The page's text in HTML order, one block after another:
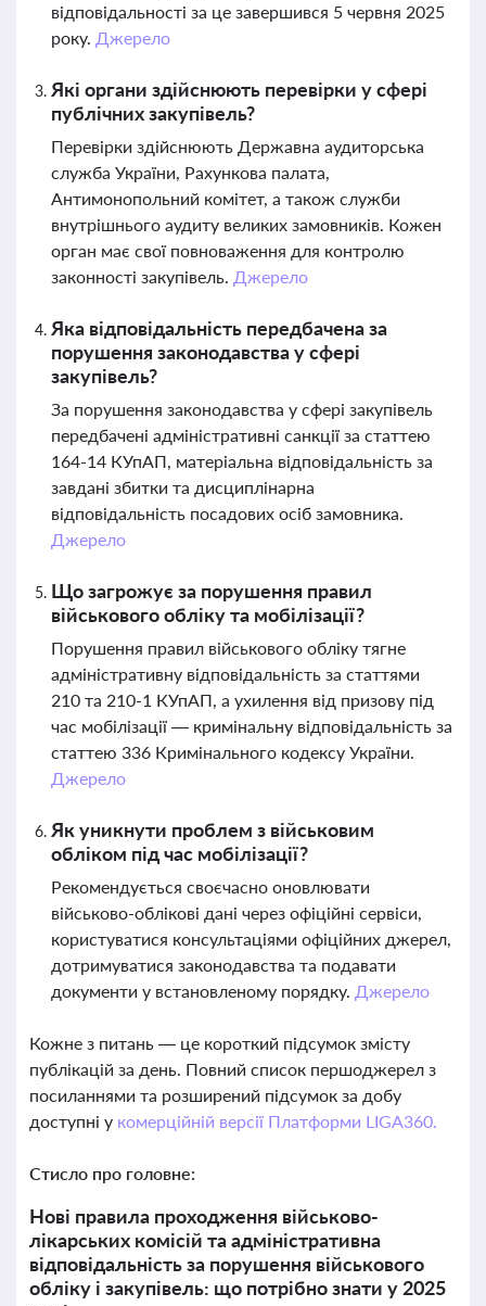
відповідальності за це завершився 5 червня 2025
року. Джерело
Які органи здійснюють перевірки у сфері
публічних закупівель?
Перевірки здійснюють Державна аудиторська
служба України, Рахункова палата,
Антимонопольний комітет, а також служби
внутрішнього аудиту великих замовників. Кожен
орган має свої повноваження для контролю
законності закупівель. Джерело
Яка відповідальність передбачена за
порушення законодавства у сфері
закупівель?
За порушення законодавства у сфері закупівель
передбачені адміністративні санкції за статтею
164-14 КУпАП, матеріальна відповідальність за
завдані збитки та дисциплінарна
відповідальність посадових осіб замовника.
Джерело
Що загрожує за порушення правил
військового обліку та мобілізації?
Порушення правил військового обліку тягне
адміністративну відповідальність за статтями
210 та 210-1 КУпАП, а ухилення від призову під
час мобілізації — кримінальну відповідальність за
статтею 336 Кримінального кодексу України.
Джерело
Як уникнути проблем з військовим
обліком під час мобілізації?
Рекомендується своєчасно оновлювати
військово-облікові дані через офіційні сервіси,
користуватися консультаціями офіційних джерел,
дотримуватися законодавства та подавати
документи у встановленому порядку. Джерело
Кожне з питань — це короткий підсумок змісту
публікацій за день. Повний список першоджерел з
посиланнями та розширений підсумок за добу
доступні у комерційній версії Платформи LIGA360.
Стисло про головне:
Нові правила проходження військово-
лікарських комісій та адміністративна
відповідальність за порушення військового
обліку і закупівель: що потрібно знати у 2025